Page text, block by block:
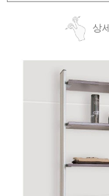
상